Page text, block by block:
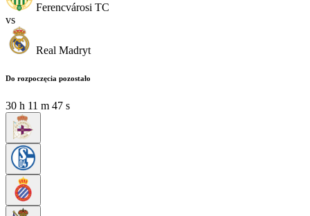
Ferencvárosi TC
vs
Real Madryt
Do rozpoczęcia pozostało
30 h 11 m 46 s